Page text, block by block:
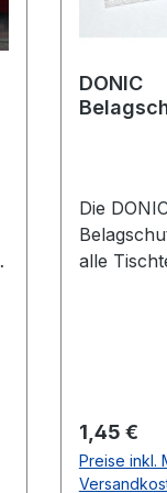
DONIC
Die
alle
Haftung
Regulärer
1,45 €
Preise inkl.